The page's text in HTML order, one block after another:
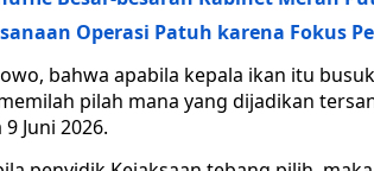
Operasi Patuh karena Fokus
bahwa apabila kepala ikan itu
pilah mana yang dijadikan
Juni 2026.